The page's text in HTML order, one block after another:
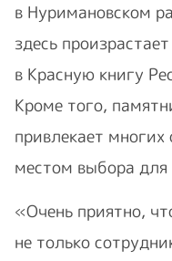
в Нуримановском
здесь
в Красную книгу
Кроме того,
привлекает
местом выбора
«Очень приятно,
не только